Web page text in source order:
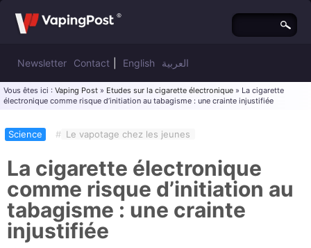
Newsletter Contact English العربية
Vous êtes ici : Vaping Post » Etudes sur la cigarette électronique » La cigarette
électronique comme risque d’initiation au tabagisme : une crainte injustifiée
Science # Le vapotage chez les jeunes
La cigarette électronique
comme risque d’initiation au
tabagisme : une crainte
injustifiée